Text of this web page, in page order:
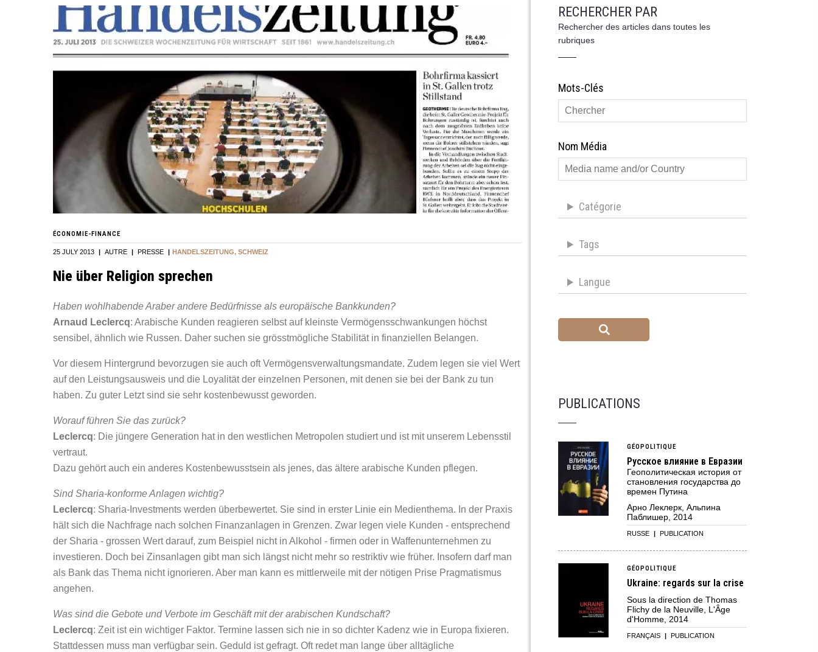
ÉCONOMIE-FINANCE
25 JULY 2013 | AUTRE | PRESSE | HANDELSZEITUNG, SCHWEIZ
Nie über Religion sprechen
Haben wohlhabende Araber andere Bedürfnisse als europäische Bankkunden?
Arnaud Leclercq: Arabische Kunden reagieren selbst auf kleinste Vermögensschwankungen höchst
sensibel, ähnlich wie Russen. Daher suchen sie grösstmögliche Stabilität in finanziellen Belangen.
Vor diesem Hintergrund bevorzugen sie auch oft Vermögensverwaltungsmandate. Zudem legen sie viel Wert
auf den Leistungsausweis und die Loyalität der einzelnen Personen, mit denen sie bei der Bank zu tun
haben. Zu guter Letzt sind sie sehr kostenbewusst geworden.
Worauf führen Sie das zurück?
Leclercq: Die jüngere Generation hat in den westlichen Metropolen studiert und ist mit unserem Lebensstil
vertraut.
Dazu gehört auch ein anderes Kostenbewusstsein als jenes, das ältere arabische Kunden pflegen.
Sind Sharia-konforme Anlagen wichtig?
Leclercq: Sharia-Investments werden überbewertet. Sie sind in erster Linie ein Medienthema. In der Praxis
hält sich die Nachfrage nach solchen Finanzanlagen in Grenzen. Zwar legen viele Kunden - entsprechend
der Sharia - grossen Wert darauf, zum Beispiel nicht in Alkohol - firmen oder in Waffenunternehmen zu
investieren. Doch bei Zinsanlagen gibt man sich längst nicht mehr so restriktiv wie früher. Insofern darf man
als Bank das Thema nicht ignorieren. Aber man kann es mittlerweile mit der nötigen Prise Pragmatismus
angehen.
Was sind die Gebote und Verbote im Geschäft mit der arabischen Kundschaft?
Leclercq: Zeit ist ein wichtiger Faktor. Termine lassen sich nie in so dichter Kadenz wie in Europa fixieren.
Stattdessen muss man verfügbar sein. Geduld ist gefragt. Oft redet man lange über alltägliche
RECHERCHER PAR
Rechercher des articles dans toutes les
rubriques
Mots-Clés
Nom Média
Catégorie
Tags
Langue
PUBLICATIONS
GÉOPOLITIQUE
Русское влияние в Евразии
Геополитическая история от
становления государства до
времен Путина
Арно Леклерк, Альпина
Паблишер, 2014
RUSSE | PUBLICATION
GÉOPOLITIQUE
Ukraine: regards sur la crise
Sous la direction de Thomas
Flichy de la Neuville, L'Âge
d'Homme, 2014
FRANÇAIS | PUBLICATION